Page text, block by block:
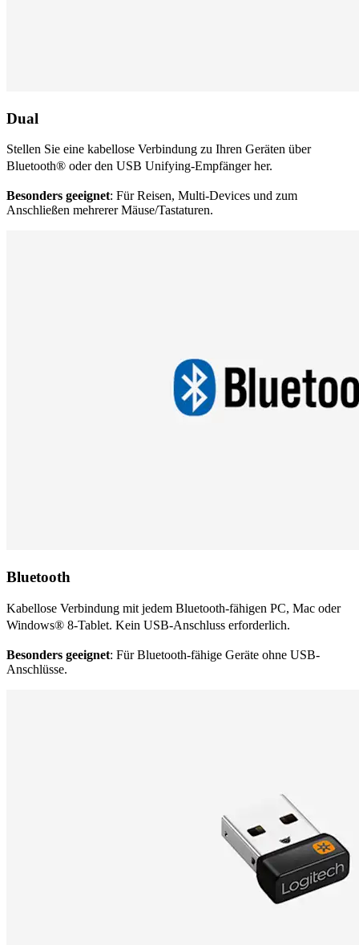
Dual
Stellen Sie eine kabellose Verbindung zu Ihren Geräten über
Bluetooth® oder den USB Unifying-Empfänger her.
Besonders geeignet: Für Reisen, Multi-Devices und zum
Anschließen mehrerer Mäuse/Tastaturen.
Bluetooth
Kabellose Verbindung mit jedem Bluetooth-fähigen PC, Mac oder
Windows® 8-Tablet. Kein USB-Anschluss erforderlich.
Besonders geeignet: Für Bluetooth-fähige Geräte ohne USB-
Anschlüsse.